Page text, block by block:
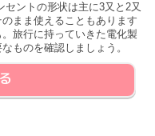
ントの形状は主に3又と2又
まま使えることもあります
旅行に持っていきた電化製
ものを確認しましょう。